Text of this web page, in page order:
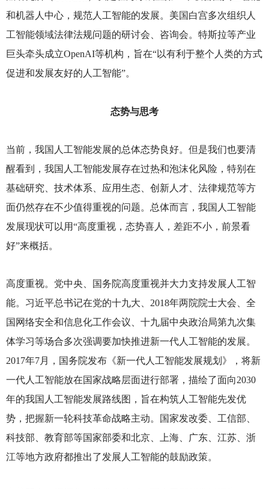
和机器人中心，规范人工智能的发展。美国白宫多次组织人
工智能领域法律法规问题的研讨会、咨询会。特斯拉等产业
巨头牵头成立OpenAI等机构，旨在“以有利于整个人类的方式
促进和发展友好的人工智能”。
态势与思考
当前，我国人工智能发展的总体态势良好。但是我们也要清
醒看到，我国人工智能发展存在过热和泡沫化风险，特别在
基础研究、技术体系、应用生态、创新人才、法律规范等方
面仍然存在不少值得重视的问题。总体而言，我国人工智能
发展现状可以用“高度重视，态势喜人，差距不小，前景看
好”来概括。
高度重视。党中央、国务院高度重视并大力支持发展人工智
能。习近平总书记在党的十九大、2018年两院院士大会、全
国网络安全和信息化工作会议、十九届中央政治局第九次集
体学习等场合多次强调要加快推进新一代人工智能的发展。
2017年7月，国务院发布《新一代人工智能发展规划》，将新
一代人工智能放在国家战略层面进行部署，描绘了面向2030
年的我国人工智能发展路线图，旨在构筑人工智能先发优
势，把握新一轮科技革命战略主动。国家发改委、工信部、
科技部、教育部等国家部委和北京、上海、广东、江苏、浙
江等地方政府都推出了发展人工智能的鼓励政策。